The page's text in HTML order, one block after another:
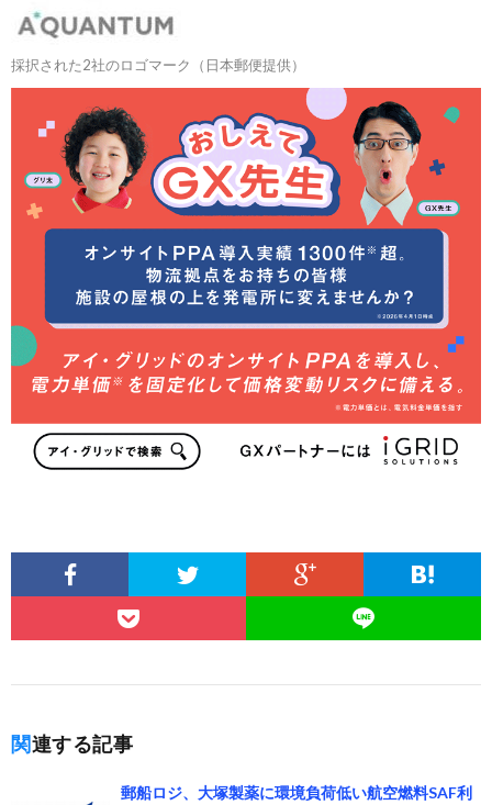
採択された2社のロゴマーク（日本郵便提供）
関連する記事
郵船ロジ、大塚製薬に環境負荷低い航空燃料SAF利